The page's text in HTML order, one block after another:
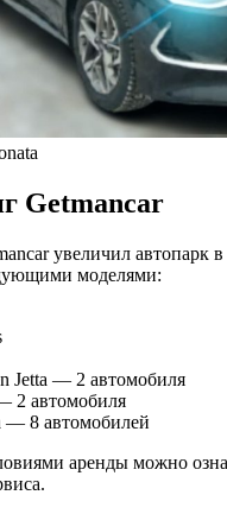
Getmancar
увеличил автопарк
моделями:
Jetta — 2 автомобиля
2 автомобиля
— 8 автомобилей
аренды можно